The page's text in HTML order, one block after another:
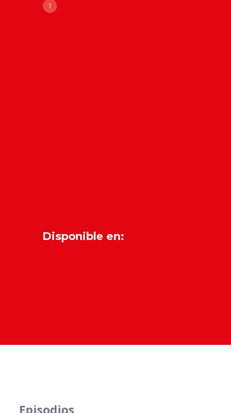
1
Disponible en:
Episodios